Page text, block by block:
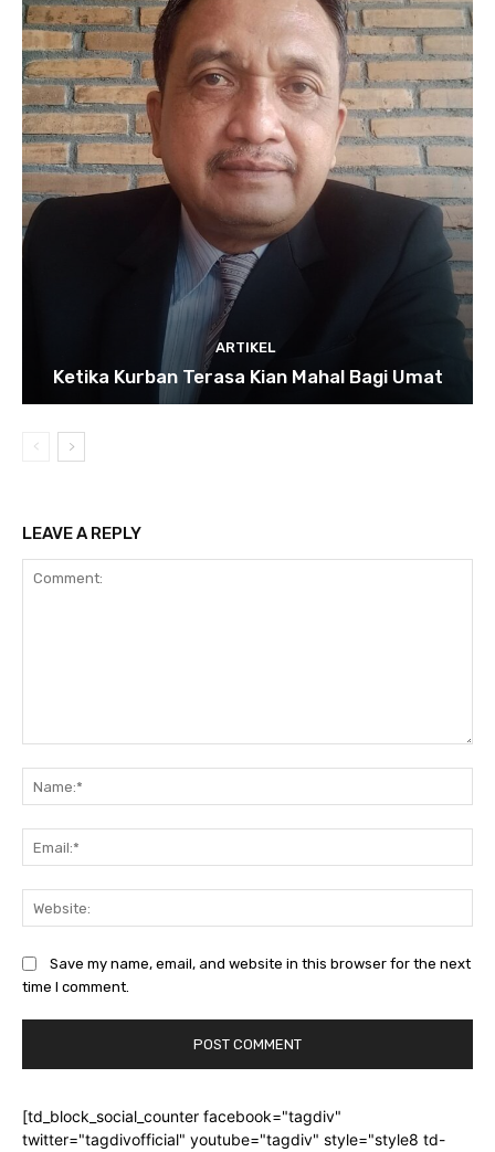
ARTIKEL
Ketika Kurban Terasa Kian Mahal Bagi Umat
LEAVE A REPLY
Save my name, email, and website in this browser for the next
time I comment.
[td_block_social_counter facebook="tagdiv"
twitter="tagdivofficial" youtube="tagdiv" style="style8 td-